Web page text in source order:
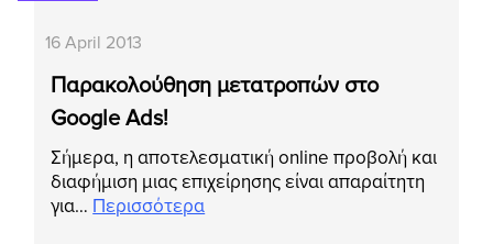
16 April 2013
Παρακολούθηση μετατροπών στο
Google Ads!
Σήμερα, η αποτελεσματική online προβολή και
διαφήμιση μιας επιχείρησης είναι απαραίτητη
για… Περισσότερα